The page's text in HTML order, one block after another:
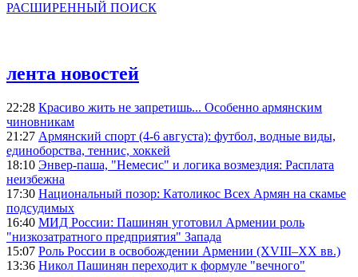
РАСШИРЕННЫЙ ПОИСК
лента новостей
22:28 Красиво жить не запретишь... Особенно армянским
чиновникам
21:27 Армянский спорт (4-6 августа): футбол, водные виды,
единоборства, теннис, хоккей
18:10 Энвер-паша, "Немесис" и логика возмездия: Расплата
неизбежна
17:30 Национальный позор: Католикос Всех Армян на скамье
подсудимых
16:40 МИД России: Пашинян уготовил Армении роль
"низкозатратного предприятия" Запада
15:07 Роль России в освобождении Армении (XVIII–XX вв.)
13:36 Никол Пашинян переходит к формуле "вечного"